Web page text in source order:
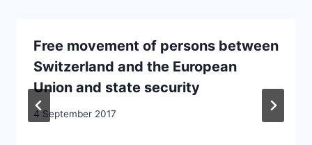
Free movement of persons between
Switzerland and the European
Union and state security
4 September 2017